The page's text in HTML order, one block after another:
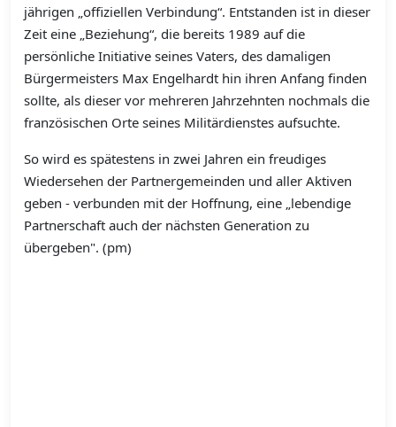
jährigen „offiziellen Verbindung“. Entstanden ist in dieser
Zeit eine „Beziehung“, die bereits 1989 auf die
persönliche Initiative seines Vaters, des damaligen
Bürgermeisters Max Engelhardt hin ihren Anfang finden
sollte, als dieser vor mehreren Jahrzehnten nochmals die
französischen Orte seines Militärdienstes aufsuchte.
So wird es spätestens in zwei Jahren ein freudiges
Wiedersehen der Partnergemeinden und aller Aktiven
geben - verbunden mit der Hoffnung, eine „lebendige
Partnerschaft auch der nächsten Generation zu
übergeben". (pm)